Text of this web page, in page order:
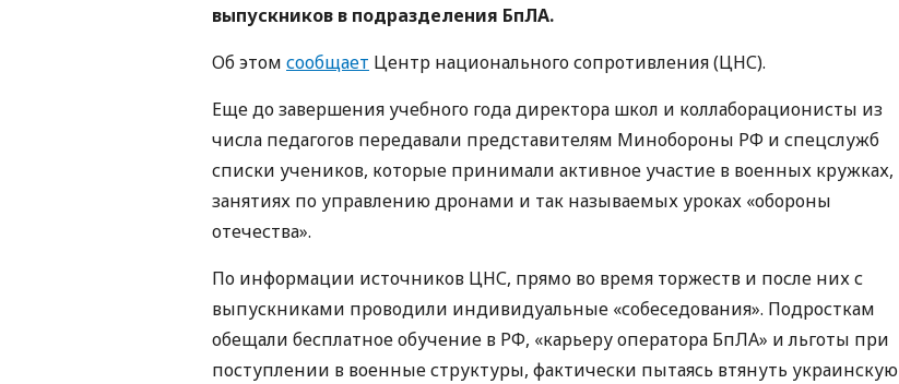
выпускников в подразделения БпЛА.
Об этом сообщает Центр национального сопротивления (ЦНС).
Еще до завершения учебного года директора школ и коллаборационисты из
числа педагогов передавали представителям Минобороны РФ и спецслужб
списки учеников, которые принимали активное участие в военных кружках,
занятиях по управлению дронами и так называемых уроках «обороны
отечества».
По информации источников ЦНС, прямо во время торжеств и после них с
выпускниками проводили индивидуальные «собеседования». Подросткам
обещали бесплатное обучение в РФ, «карьеру оператора БпЛА» и льготы при
поступлении в военные структуры, фактически пытаясь втянуть украинскую